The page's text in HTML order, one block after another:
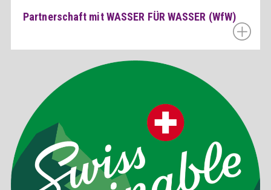
Partnerschaft mit WASSER FÜR WASSER (WfW)